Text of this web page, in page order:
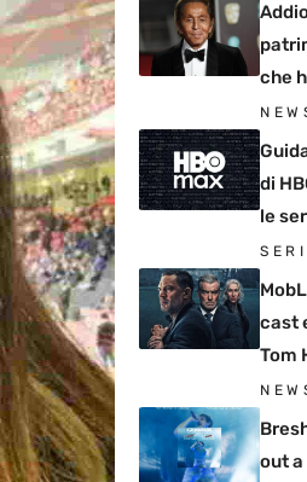
che
di
le
cast
Tom
out a